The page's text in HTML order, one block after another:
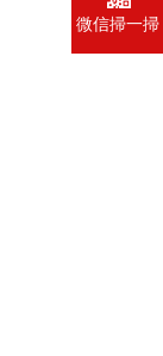
微信掃一掃